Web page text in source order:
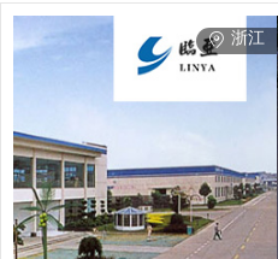
杨兵 甘肃-庆阳
苏先生
赵先生 甘肃-白银
张女士 山东-滨州